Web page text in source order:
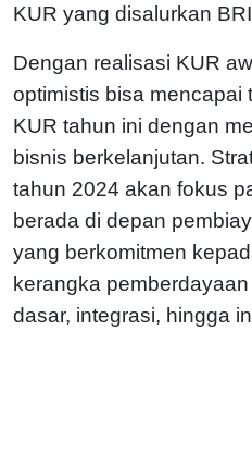
KUR yang disalurkan
Dengan realisasi KUR
optimistis bisa mencapai
KUR tahun ini dengan
bisnis berkelanjutan.
tahun 2024 akan fokus
berada di depan
yang berkomitmen
kerangka
dasar, integrasi, hingga